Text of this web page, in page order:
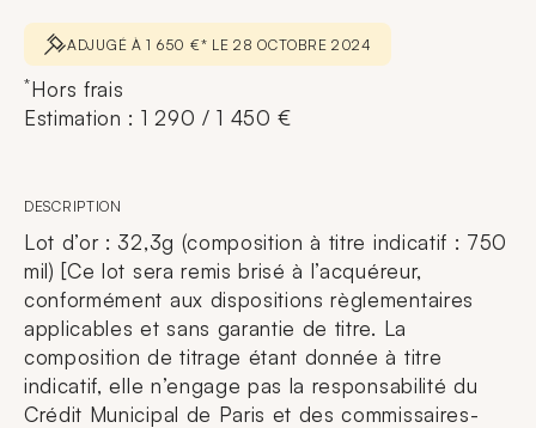
ADJUGÉ À 1 650 €* LE 28 OCTOBRE 2024
*Hors frais
Estimation : 1 290 / 1 450 €
DESCRIPTION
Lot d’or : 32,3g (composition à titre indicatif : 750
mil) [Ce lot sera remis brisé à l’acquéreur,
conformément aux dispositions règlementaires
applicables et sans garantie de titre. La
composition de titrage étant donnée à titre
indicatif, elle n’engage pas la responsabilité du
Crédit Municipal de Paris et des commissaires-